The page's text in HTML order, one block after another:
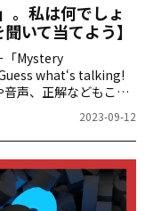
私は何でしょ
いて当てよう】
「Mystery
what‘s talking!
音声、正解などもこち
2023-09-12